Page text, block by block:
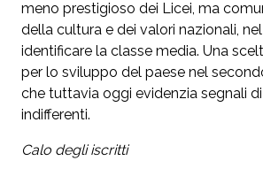
meno prestigioso dei Licei, ma
della cultura e dei valori nazionali,
identificare la classe media. Una
per lo sviluppo del paese nel
che tuttavia oggi evidenzia segnali
indifferenti.
Calo degli iscritti